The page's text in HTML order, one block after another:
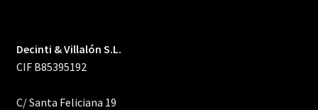
Decinti & Villalón S.L.
CIF B85395192
C/ Santa Feliciana 19